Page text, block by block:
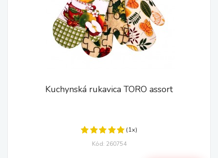
Kuchynská rukavica TORO assort
(1x)
Kód: 260754